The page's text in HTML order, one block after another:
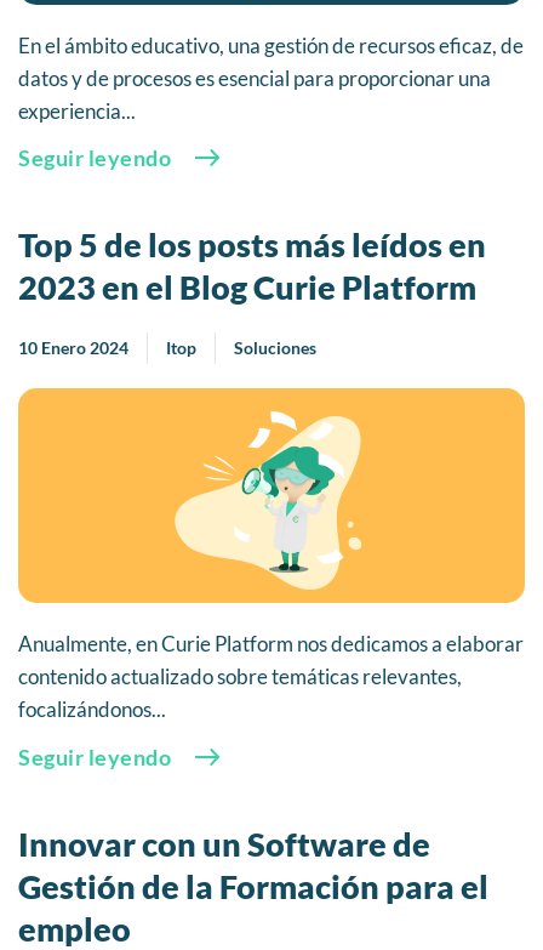
En el ámbito educativo, una gestión de recursos eficaz, de
datos y de procesos es esencial para proporcionar una
experiencia...
Seguir leyendo
Top 5 de los posts más leídos en
2023 en el Blog Curie Platform
10 Enero 2024 Itop Soluciones
Anualmente, en Curie Platform nos dedicamos a elaborar
contenido actualizado sobre temáticas relevantes,
focalizándonos...
Seguir leyendo
Innovar con un Software de
Gestión de la Formación para el
empleo